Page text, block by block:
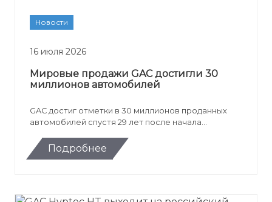
Новости
16 июля 2026
Мировые продажи GAC достигли 30
миллионов автомобилей
GAC достиг отметки в 30 миллионов проданных
автомобилей спустя 29 лет после начала
GAC M8 PHEV для зарубежного рынка.
Подробнее